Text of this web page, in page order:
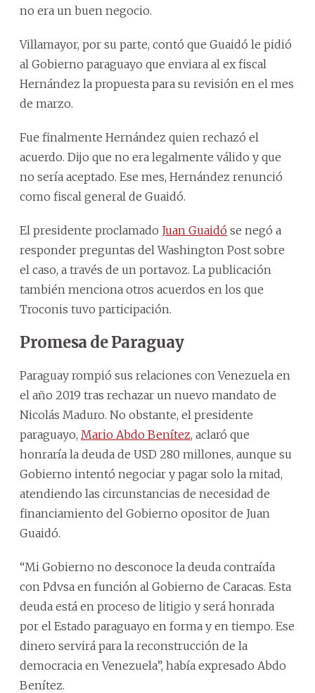
no era un buen negocio.
Villamayor, por su parte, contó que Guaidó le pidió
al Gobierno paraguayo que enviara al ex fiscal
Hernández la propuesta para su revisión en el mes
de marzo.
Fue finalmente Hernández quien rechazó el
acuerdo. Dijo que no era legalmente válido y que
no sería aceptado. Ese mes, Hernández renunció
como fiscal general de Guaidó.
El presidente proclamado Juan Guaidó se negó a
responder preguntas del Washington Post sobre
el caso, a través de un portavoz. La publicación
también menciona otros acuerdos en los que
Troconis tuvo participación.
Promesa de Paraguay
Paraguay rompió sus relaciones con Venezuela en
el año 2019 tras rechazar un nuevo mandato de
Nicolás Maduro. No obstante, el presidente
paraguayo, Mario Abdo Benítez, aclaró que
honraría la deuda de USD 280 millones, aunque su
Gobierno intentó negociar y pagar solo la mitad,
atendiendo las circunstancias de necesidad de
financiamiento del Gobierno opositor de Juan
Guaidó.
“Mi Gobierno no desconoce la deuda contraída
con Pdvsa en función al Gobierno de Caracas. Esta
deuda está en proceso de litigio y será honrada
por el Estado paraguayo en forma y en tiempo. Ese
dinero servirá para la reconstrucción de la
democracia en Venezuela”, había expresado Abdo
Benítez.